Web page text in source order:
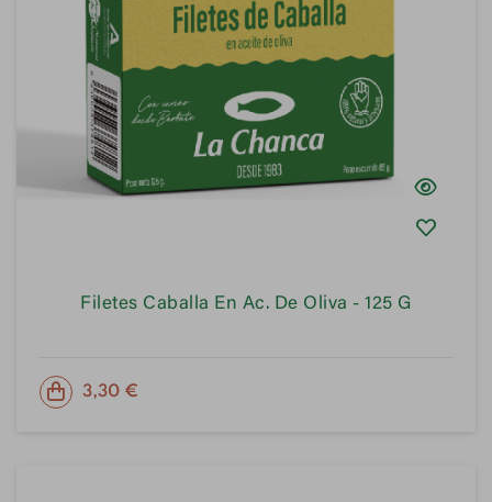
Filetes Caballa En Ac. De Oliva - 125 G
PRECIO
3,30 €